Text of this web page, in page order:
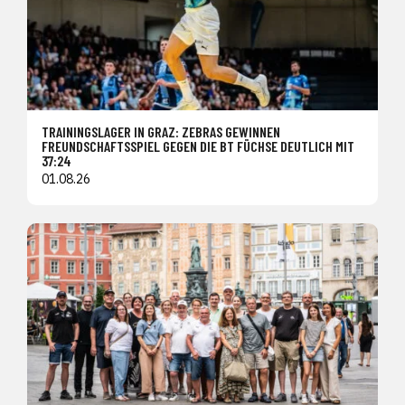
TRAININGSLAGER IN GRAZ: ZEBRAS GEWINNEN
FREUNDSCHAFTSSPIEL GEGEN DIE BT FÜCHSE DEUTLICH MIT
37:24
01.08.26